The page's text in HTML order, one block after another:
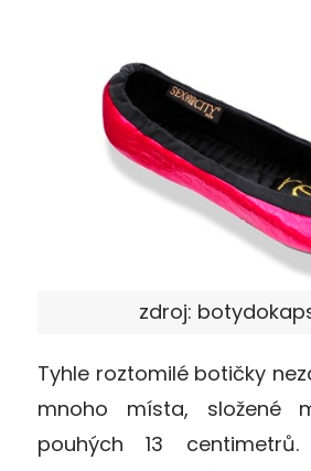
zdroj:
Tyhle roztomilé botičky
mnoho místa, složené
pouhých 13